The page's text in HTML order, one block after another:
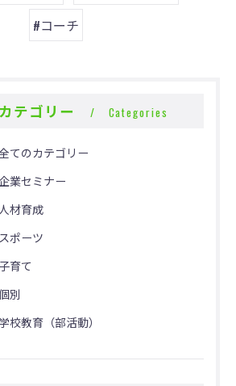
#コーチ
カテゴリー Categories
てのカテゴリー
業セミナー
材育成
スポーツ
子育て
別
校教育（部活動）